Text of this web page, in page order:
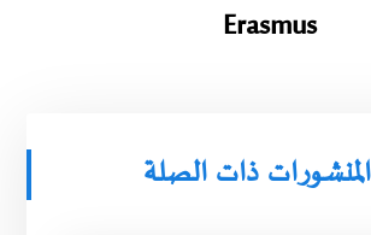
Erasmus